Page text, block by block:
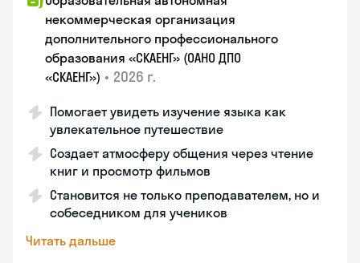
некоммерческая организация
дополнительного профессионального
образования «СКАЕНГ» (ОАНО ДПО
«СКАЕНГ») • 2026 г.
Помогает увидеть изучение языка как
увлекательное путешествие
Создает атмосферу общения через чтение
книг и просмотр фильмов
Становится не только преподавателем, но и
собеседником для учеников
Читать дальше